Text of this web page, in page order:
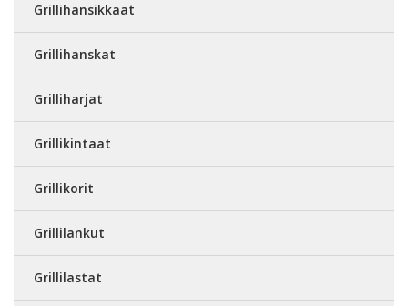
Grillihansikkaat
Grillihanskat
Grilliharjat
Grillikintaat
Grillikorit
Grillilankut
Grillilastat